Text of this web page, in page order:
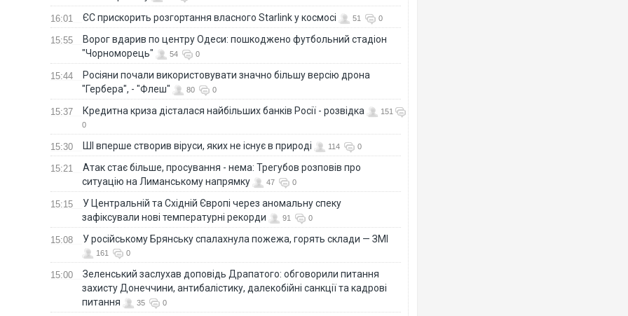
16:01 ЄС прискорить розгортання власного Starlink у космосі 51 0
15:55
Ворог вдарив по центру Одеси: пошкоджено футбольний стадіон
"Чорноморець"
54 0
15:44
Росіяни почали використовувати значно більшу версію дрона
"Гербера", - "Флеш"
80 0
15:37 Кредитна криза дісталася найбільших банків Росії - розвідка
151
0
15:30 ШІ вперше створив віруси, яких не існує в природі 114 0
15:21
Атак стає більше, просування - нема: Трегубов розповів про
ситуацію на Лиманському напрямку
47 0
15:15
У Центральній та Східній Європі через аномальну спеку
зафіксували нові температурні рекорди
91 0
15:08 У російському Брянську спалахнула пожежа, горять склади — ЗМІ
161 0
15:00
Зеленський заслухав доповідь Драпатого: обговорили питання
захисту Донеччини, антибалістику, далекобійні санкції та кадрові
питання
35 0